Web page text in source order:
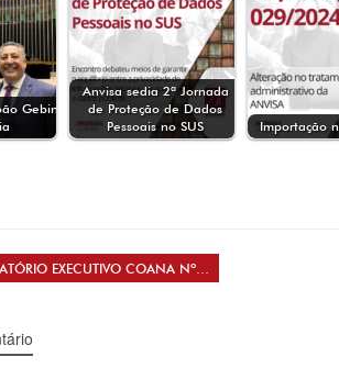
Gebin
Anvisa sedia 2ª Jornada
de Proteção de Dados
Pessoais no SUS
Importação
EXECUTIVO COANA Nº…